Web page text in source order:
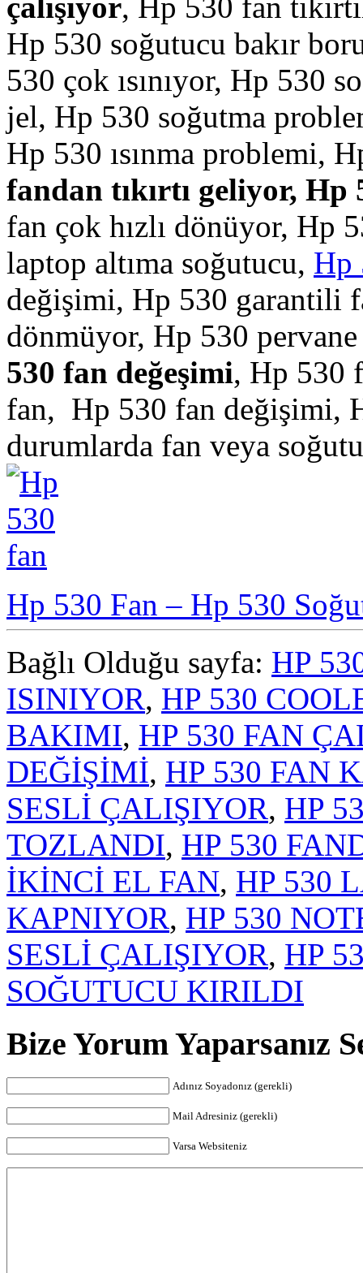
Hp 530 soğutucu bakır
530 çok ısınıyor, Hp 530
jel, Hp 530 soğutma
Hp 530 ısınma problemi,
fandan tıkırtı geliyor, Hp
fan çok hızlı dönüyor, Hp
laptop altıma soğutucu, Hp
değişimi, Hp 530 garantili
dönmüyor, Hp 530 pervane
530 fan değeşimi, Hp 530
fan, Hp 530 fan değişimi,
durumlarda fan veya
Hp 530 Fan – Hp 530
Bağlı Olduğu sayfa: HP
ISINIYOR, HP 530
BAKIMI, HP 530 FAN
DEĞİŞİMİ, HP 530 FAN
SESLİ ÇALIŞIYOR, HP
TOZLANDI, HP 530
İKİNCİ EL FAN, HP 530
KAPNIYOR, HP 530
SESLİ ÇALIŞIYOR, HP
SOĞUTUCU KIRILDI
Bize Yorum Yaparsanız
Adınız Soyadonız (gerekli)
Mail Adresiniz (gerekli)
Varsa Websiteniz